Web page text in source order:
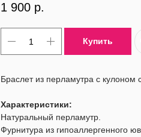
1 900 р.
Купить
Браслет из перламутра с кулоном
Характеристики:
Натуральный перламутр.
Фурнитура из гипоаллергенного